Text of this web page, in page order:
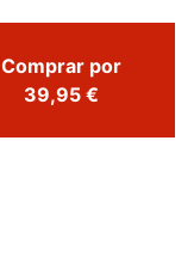
Comprar por
39,95 €